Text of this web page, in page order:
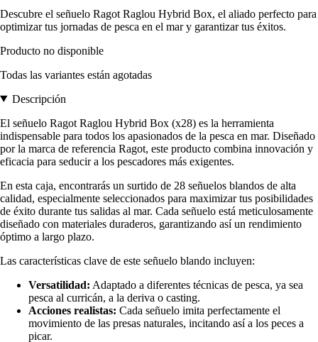
Descubre el señuelo Ragot Raglou Hybrid Box, el aliado perfecto para
optimizar tus jornadas de pesca en el mar y garantizar tus éxitos.
Producto no disponible
Todas las variantes están agotadas
Descripción
El señuelo Ragot Raglou Hybrid Box (x28) es la herramienta
indispensable para todos los apasionados de la pesca en mar. Diseñado
por la marca de referencia Ragot, este producto combina innovación y
eficacia para seducir a los pescadores más exigentes.
En esta caja, encontrarás un surtido de 28 señuelos blandos de alta
calidad, especialmente seleccionados para maximizar tus posibilidades
de éxito durante tus salidas al mar. Cada señuelo está meticulosamente
diseñado con materiales duraderos, garantizando así un rendimiento
óptimo a largo plazo.
Las características clave de este señuelo blando incluyen:
Versatilidad: Adaptado a diferentes técnicas de pesca, ya sea
pesca al curricán, a la deriva o casting.
Acciones realistas: Cada señuelo imita perfectamente el
movimiento de las presas naturales, incitando así a los peces a
picar.